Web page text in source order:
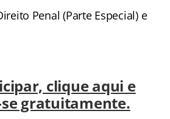
Penal (Parte Especial) e
clique aqui e
gratuitamente.